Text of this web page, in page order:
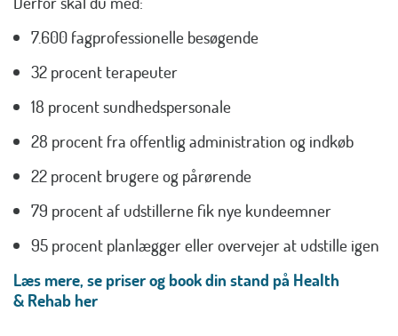
7.600 fagprofessionelle besøgende
32 procent terapeuter
18 procent sundhedspersonale
28 procent fra offentlig administration og indkøb
22 procent brugere og pårørende
79 procent af udstillerne fik nye kundeemner
95 procent planlægger eller overvejer at udstille igen
Læs mere, se priser og book din stand på Health
& Rehab her